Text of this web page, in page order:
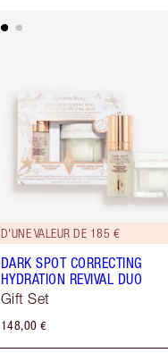
D'UNE VALEUR DE 185 €
DARK SPOT CORRECTING
HYDRATION REVIVAL DUO
Gift Set
148,00 €